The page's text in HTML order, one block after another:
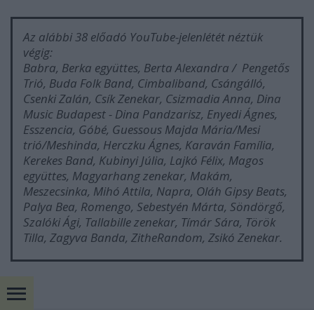
Az alábbi 38 előadó YouTube-jelenlétét néztük
végig:
Babra, Berka együttes, Berta Alexandra / Pengetős
Trió, Buda Folk Band, Cimbaliband, Csángálló,
Csenki Zalán, Csík Zenekar, Csizmadia Anna, Dina
Music Budapest - Dina Pandzarisz, Enyedi Ágnes,
Esszencia, Góbé, Guessous Majda Mária/Mesi
trió/Meshinda, Herczku Ágnes, Karaván Família,
Kerekes Band, Kubinyi Júlia, Lajkó Félix, Magos
együttes, Magyarhang zenekar, Makám,
Meszecsinka, Mihó Attila, Napra, Oláh Gipsy Beats,
Palya Bea, Romengo, Sebestyén Márta, Söndörgő,
Szalóki Ági, Tallabille zenekar, Tímár Sára, Török
Tilla, Zagyva Banda, ZitheRandom, Zsikó Zenekar.